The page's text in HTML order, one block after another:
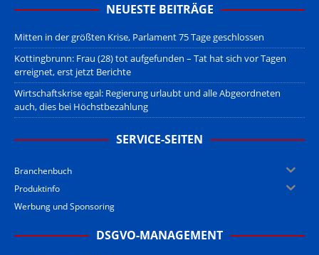
NEUESTE BEITRÄGE
Mitten in der größten Krise, Parlament 75 Tage geschlossen
Kottingbrunn: Frau (28) tot aufgefunden – Tat hat sich vor Tagen
erreignet, erst jetzt Berichte
Wirtschaftskrise egal: Regierung urlaubt und alle Abgeordneten
auch, dies bei Höchstbezahlung
SERVICE-SEITEN
Branchenbuch
Produktinfo
Werbung und Sponsoring
DSGVO-MANAGEMENT